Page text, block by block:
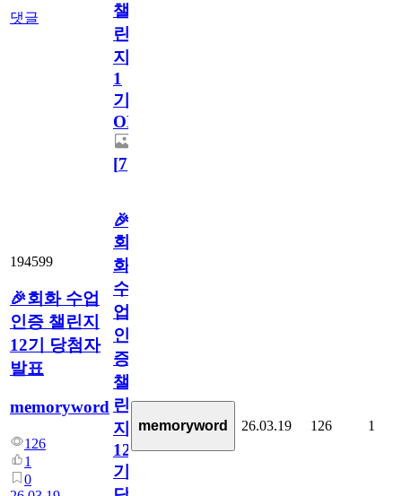
댓글
챌
린
지
1
기
OPEN
[7]
194599
🎉회화 수업
인증 챌린지
12기 당첨자
발표
memoryword
126
1
0
🎉
회
화
수
업
인
증
챌
린
지
12
기
memoryword 26.03.19 126 1